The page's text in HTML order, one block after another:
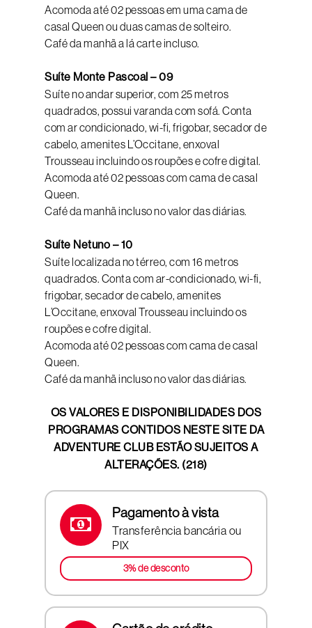
Acomoda até 02 pessoas em uma cama de
casal Queen ou duas camas de solteiro.
Café da manhã a lá carte incluso.
Suíte Monte Pascoal – 09
Suíte no andar superior, com 25 metros
quadrados, possui varanda com sofá. Conta
com ar condicionado, wi-fi, frigobar, secador de
cabelo, amenites L’Occitane, enxoval
Trousseau incluindo os roupões e cofre digital.
Acomoda até 02 pessoas com cama de casal
Queen.
Café da manhã incluso no valor das diárias.
Suíte Netuno – 10
Suíte localizada no térreo, com 16 metros
quadrados. Conta com ar-condicionado, wi-fi,
frigobar, secador de cabelo, amenites
L’Occitane, enxoval Trousseau incluindo os
roupões e cofre digital.
Acomoda até 02 pessoas com cama de casal
Queen.
Café da manhã incluso no valor das diárias.
OS VALORES E DISPONIBILIDADES DOS
PROGRAMAS CONTIDOS NESTE SITE DA
ADVENTURE CLUB ESTÃO SUJEITOS A
ALTERAÇÕES. (218)
Pagamento à vista
Transferência bancária ou
PIX
3% de desconto